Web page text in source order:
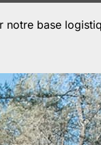
notre base